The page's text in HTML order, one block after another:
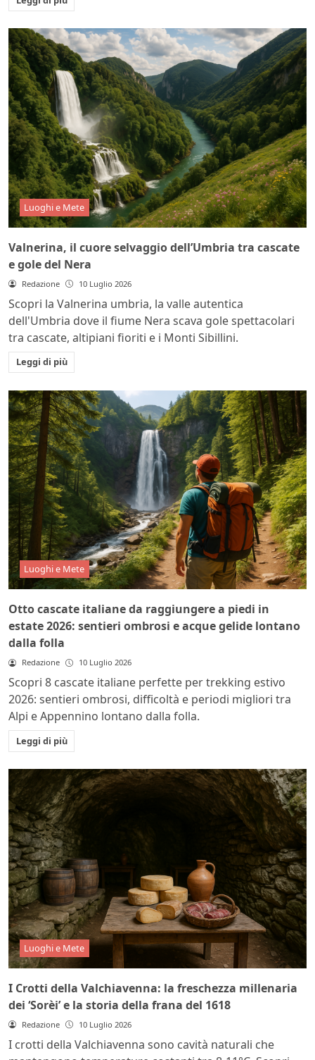
Luoghi e Mete
Valnerina, il cuore selvaggio dell’Umbria tra cascate
e gole del Nera
Redazione 10 Luglio 2026
Scopri la Valnerina umbria, la valle autentica
dell'Umbria dove il fiume Nera scava gole spettacolari
tra cascate, altipiani fioriti e i Monti Sibillini.
Leggi di più
Luoghi e Mete
Otto cascate italiane da raggiungere a piedi in
estate 2026: sentieri ombrosi e acque gelide lontano
dalla folla
Redazione 10 Luglio 2026
Scopri 8 cascate italiane perfette per trekking estivo
2026: sentieri ombrosi, difficoltà e periodi migliori tra
Alpi e Appennino lontano dalla folla.
Leggi di più
Luoghi e Mete
I Crotti della Valchiavenna: la freschezza millenaria
dei ‘Sorèi’ e la storia della frana del 1618
Redazione 10 Luglio 2026
I crotti della Valchiavenna sono cavità naturali che